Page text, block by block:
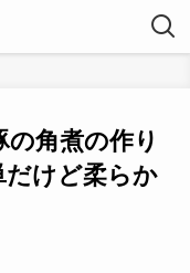
の角煮の作り
だけど柔らか